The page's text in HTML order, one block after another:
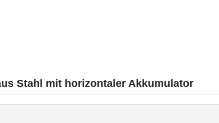
Stahl mit horizontaler Akkumulator